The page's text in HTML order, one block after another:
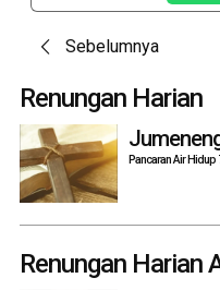
Post
navigation
Sebelumnya
Renungan Harian
Pancaran Air Hidup
Renungan Harian